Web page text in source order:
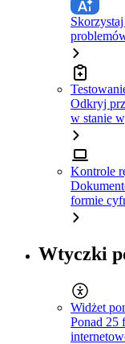
Odkryj
w stanie
Kontrole
formie
Wtyczki
Widżet
Ponad 25